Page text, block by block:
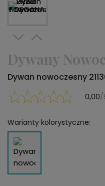
Dywany
Dywan nowoczesny
0,00/
Warianty kolorystyczne: